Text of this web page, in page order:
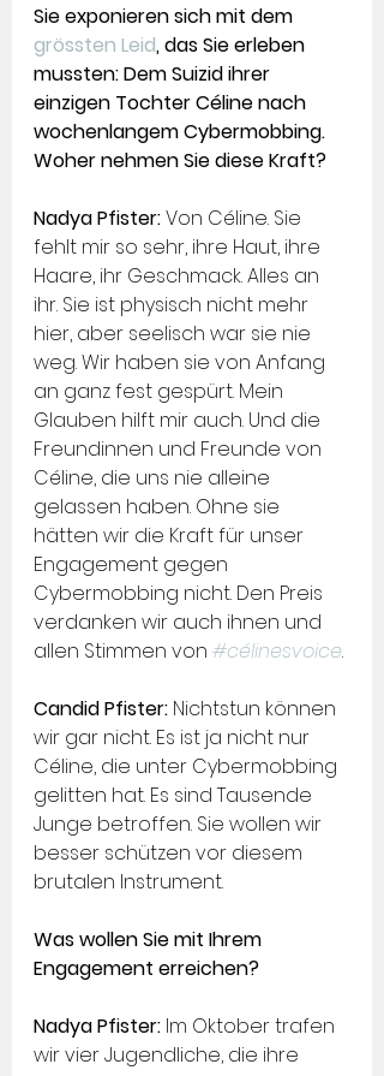
Sie exponieren sich mit dem
grössten Leid, das Sie erleben
mussten: Dem Suizid ihrer
einzigen Tochter Céline nach
wochenlangem Cybermobbing.
Woher nehmen Sie diese Kraft?
Nadya Pfister: Von Céline. Sie
fehlt mir so sehr, ihre Haut, ihre
Haare, ihr Geschmack. Alles an
ihr. Sie ist physisch nicht mehr
hier, aber seelisch war sie nie
weg. Wir haben sie von Anfang
an ganz fest gespürt. Mein
Glauben hilft mir auch. Und die
Freundinnen und Freunde von
Céline, die uns nie alleine
gelassen haben. Ohne sie
hätten wir die Kraft für unser
Engagement gegen
Cybermobbing nicht. Den Preis
verdanken wir auch ihnen und
allen Stimmen von #célinesvoice.
Candid Pfister: Nichtstun können
wir gar nicht. Es ist ja nicht nur
Céline, die unter Cybermobbing
gelitten hat. Es sind Tausende
Junge betroffen. Sie wollen wir
besser schützen vor diesem
brutalen Instrument.
Was wollen Sie mit Ihrem
Engagement erreichen?
Nadya Pfister: Im Oktober trafen
wir vier Jugendliche, die ihre